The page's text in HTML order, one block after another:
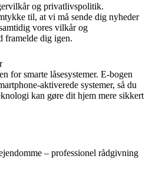
og privatlivspolitik.
til, at vi må sende dig nyheder
vores vilkår og
framelde dig igen.
for smarte låsesystemer. E-bogen
aktiverede systemer, så du
kan gøre dit hjem mere sikkert
– professionel rådgivning